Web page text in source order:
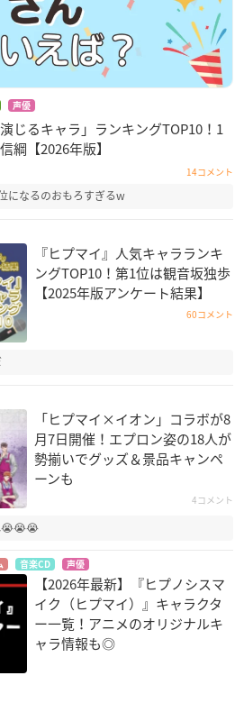
声優
じるキャラ」ランキングTOP10！1
綱【2026年版】
14コメント
になるのおもろすぎるw
『ヒプマイ』人気キャラランキ
ングTOP10！第1位は観音坂独歩
【2025年版アンケート結果】
60コメント
「ヒプマイ×イオン」コラボが8
月7日開催！エプロン姿の18人が
勢揃いでグッズ＆景品キャンペ
ーンも
4コメント
😭😭😭
音楽CD 声優
【2026年最新】『ヒプノシスマ
イク（ヒプマイ）』キャラクタ
ー一覧！アニメのオリジナルキ
ャラ情報も◎